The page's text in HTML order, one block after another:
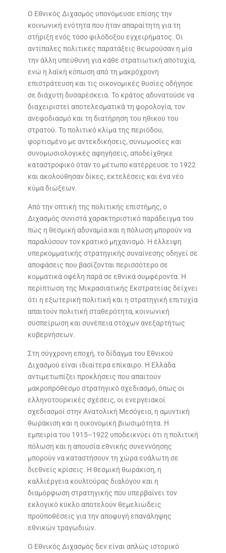
Ο Εθνικός Διχασμός υπονόμευσε επίσης την
κοινωνική ενότητα που ήταν απαραίτητη για τη
στήριξη ενός τόσο φιλόδοξου εγχειρήματος. Οι
αντίπαλες πολιτικές παρατάξεις θεωρούσαν η μία
την άλλη υπεύθυνη για κάθε στρατιωτική αποτυχία,
ενώ η λαϊκή κόπωση από τη μακρόχρονη
επιστράτευση και τις οικονομικές θυσίες οδήγησε
σε διάχυτη δυσαρέσκεια. Το κράτος αδυνατούσε να
διαχειριστεί αποτελεσματικά τη φορολογία, τον
ανεφοδιασμό και τη διατήρηση του ηθικού του
στρατού. Το πολιτικό κλίμα της περιόδου,
φορτισμένο με αντεκδικήσεις, συνωμοσίες και
συνομωσιολογικές αφηγήσεις, αποδείχθηκε
καταστροφικό όταν το μέτωπο κατέρρευσε το 1922
και ακολούθησαν δίκες, εκτελέσεις και ένα νέο
κύμα διώξεων.
Από την οπτική της πολιτικής επιστήμης, ο
Διχασμός συνιστά χαρακτηριστικό παράδειγμα του
πώς η θεσμική αδυναμία και η πόλωση μπορούν να
παραλύσουν τον κρατικό μηχανισμό. Η έλλειψη
υπερκομματικής στρατηγικής συναίνεσης οδηγεί σε
αποφάσεις που βασίζονται περισσότερο σε
κομματικά οφέλη παρά σε εθνικά συμφέροντα. Η
περίπτωση της Μικρασιατικής Εκστρατείας δείχνει
ότι η εξωτερική πολιτική και η στρατηγική επιτυχία
απαιτούν πολιτική σταθερότητα, κοινωνική
συσπείρωση και συνέπεια στόχων ανεξαρτήτως
κυβερνήσεων.
Στη σύγχρονη εποχή, το δίδαγμα του Εθνικού
Διχασμού είναι ιδιαίτερα επίκαιρο. Η Ελλάδα
αντιμετωπίζει προκλήσεις που απαιτούν
μακροπρόθεσμο στρατηγικό σχεδιασμό, όπως οι
ελληνοτουρκικές σχέσεις, οι ενεργειακοί
σχεδιασμοί στην Ανατολική Μεσόγειο, η αμυντική
θωράκιση και η οικονομική βιωσιμότητα. Η
εμπειρία του 1915–1922 υποδεικνύει ότι η πολιτική
πόλωση και η απουσία εθνικής συνεννόησης
μπορούν να καταστήσουν τη χώρα ευάλωτη σε
διεθνείς κρίσεις. Η θεσμική θωράκιση, η
καλλιέργεια κουλτούρας διαλόγου και η
διαμόρφωση στρατηγικής που υπερβαίνει τον
εκλογικό κύκλο αποτελούν θεμελιώδεις
προϋποθέσεις για την αποφυγή επανάληψης
εθνικών τραγωδιών.
Ο Εθνικός Διχασμός δεν είναι απλώς ιστορικό